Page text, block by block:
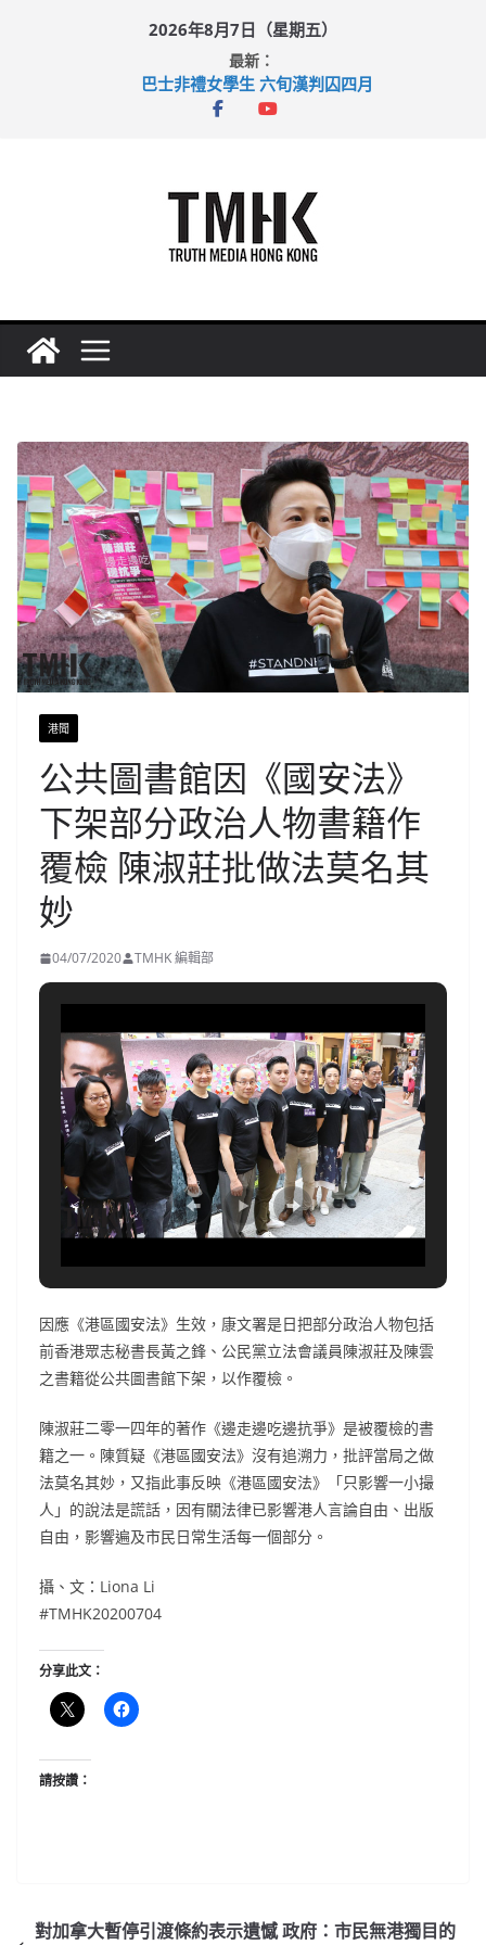
2026年8月7日（星期五）
最新：
巴士非禮女學生 六旬漢判囚四月
涉造假公屋富戶申報表 倉管員准保釋候訊
港聞
公共圖書館因《國安法》
下架部分政治人物書籍作
覆檢 陳淑莊批做法莫名其
妙
04/07/2020 TMHK 編輯部
因應《港區國安法》生效，康文署是日把部分政治人物包括
前香港眾志秘書長黃之鋒、公民黨立法會議員陳淑莊及陳雲
之書籍從公共圖書館下架，以作覆檢。
陳淑莊二零一四年的著作《邊走邊吃邊抗爭》是被覆檢的書
籍之一。陳質疑《港區國安法》沒有追溯力，批評當局之做
法莫名其妙，又指此事反映《港區國安法》「只影響一小撮
人」的說法是謊話，因有關法律已影響港人言論自由、出版
自由，影響遍及市民日常生活每一個部分。
攝、文：Liona Li
#TMHK20200704
分享此文：
請按讚：
對加拿大暫停引渡條約表示遺憾 政府：市民無港獨目的